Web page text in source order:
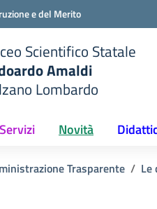
e del Merito
Scientifico Statale
Amaldi
Lombardo
Servizi Novità
Trasparente Le